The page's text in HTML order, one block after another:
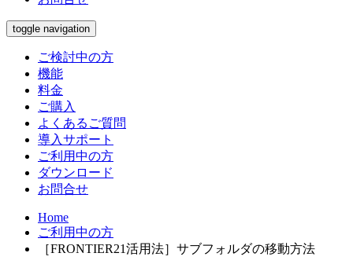
toggle navigation
ご検討中の方
機能
料金
ご購入
よくあるご質問
導入サポート
ご利用中の方
ダウンロード
お問合せ
Home
ご利用中の方
［FRONTIER21活用法］サブフォルダの移動方法